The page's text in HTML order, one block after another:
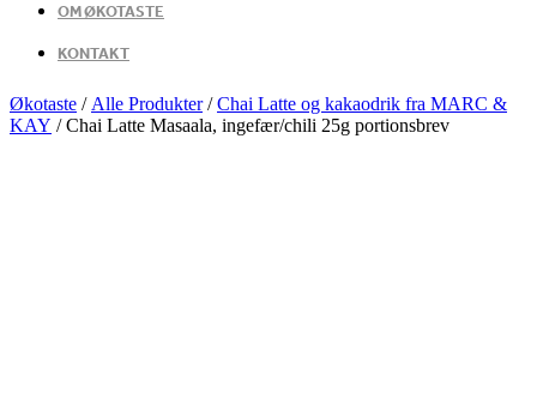
OM ØKOTASTE
KONTAKT
Økotaste / Alle Produkter/Chai Latte og kakaodrik fra MARC &
KAY /Chai Latte Masaala, ingefær/chili 25g portionsbrev